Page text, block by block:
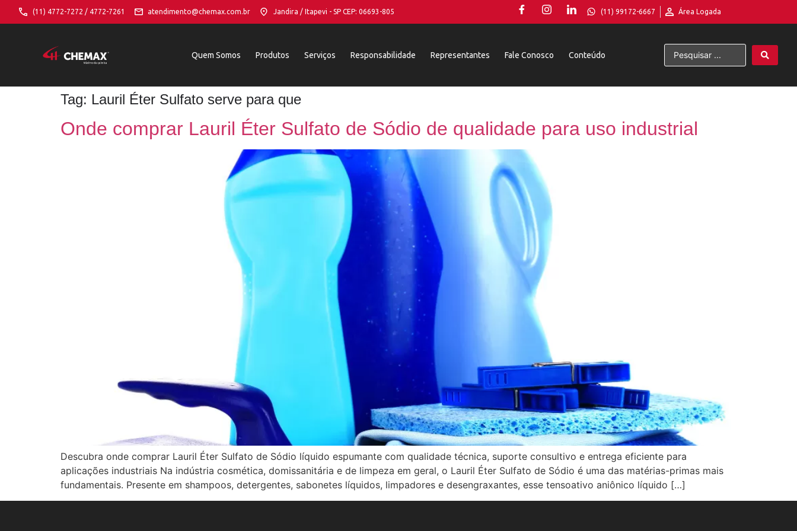
(11) 4772-7272 / 4772-7261 atendimento@chemax.com.br Jandira / Itapevi - SP CEP: 06693-805 (11) 99172-6667 Área Logada
Quem Somos Produtos Serviços Responsabilidade Representantes Fale Conosco Conteúdo
Tag: Lauril Éter Sulfato serve para que
Onde comprar Lauril Éter Sulfato de Sódio de qualidade para uso industrial
Descubra onde comprar Lauril Éter Sulfato de Sódio líquido espumante com qualidade técnica, suporte consultivo e entrega eficiente para
aplicações industriais Na indústria cosmética, domissanitária e de limpeza em geral, o Lauril Éter Sulfato de Sódio é uma das matérias-primas mais
fundamentais. Presente em shampoos, detergentes, sabonetes líquidos, limpadores e desengraxantes, esse tensoativo aniônico líquido […]